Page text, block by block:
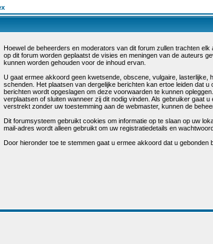
Hoewel de beheerders en moderators van dit forum zullen trachten
op dit forum worden geplaatst de visies en meningen van de auteurs
kunnen worden gehouden voor de inhoud ervan.
U gaat ermee akkoord geen kwetsende, obscene, vulgaire,
schenden. Het plaatsen van dergelijke berichten kan ertoe leiden dat
berichten wordt opgeslagen om deze voorwaarden te kunnen
verplaatsen of sluiten wanneer zij dit nodig vinden. Als gebruiker gaat
verstrekt zonder uw toestemming aan de webmaster, kunnen de
Dit forumsysteem gebruikt cookies om informatie op te slaan op uw
mail-adres wordt alleen gebruikt om uw registratiedetails en
Door hieronder toe te stemmen gaat u ermee akkoord dat u gebonden